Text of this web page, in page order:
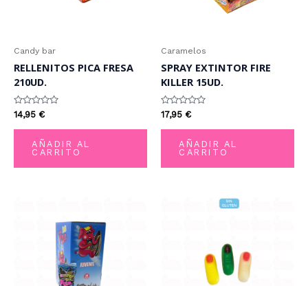
Candy bar
RELLENITOS PICA FRESA
210UD.
Valorado
con
0
14,95 €
AÑADIR AL
CARRITO
Caramelos
SPRAY EXTINTOR FIRE
KILLER 15UD.
Valorado
con
0
17,95 €
AÑADIR AL
CARRITO